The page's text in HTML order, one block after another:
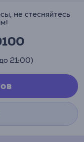
не стесняйтесь
21:00)